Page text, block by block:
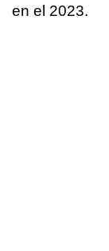
en el 2023.